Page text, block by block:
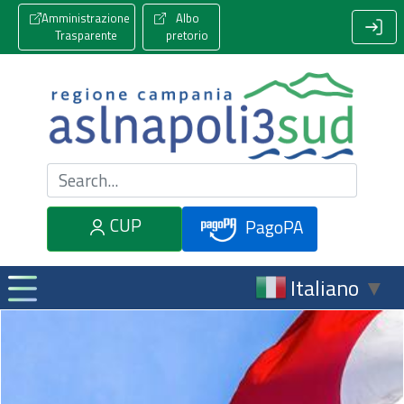
Amministrazione
Trasparente
Albo
pretorio
Cerca nel sito
CUP
PagoPA
Italiano ▼